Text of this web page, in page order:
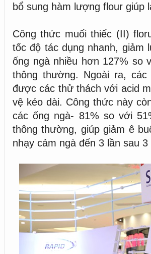
bổ sung hàm lượng flour
Công thức muối thiếc (II)
tốc độ tác dụng nhanh, giảm
ống ngà nhiều hơn 127% so
thông thường. Ngoài ra,
được các thử thách với acid
vệ kéo dài. Công thức này
các ống ngà- 81% so với
thông thường, giúp giảm ê
nhạy cảm ngà đến 3 lần sau